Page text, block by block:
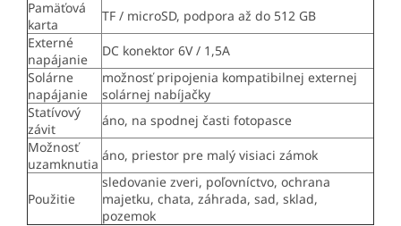
Pamäťová
karta
TF / microSD, podpora až do 512 GB
Externé
napájanie
DC konektor 6V / 1,5A
Solárne
napájanie
možnosť pripojenia kompatibilnej externej
solárnej nabíjačky
Statívový
závit
áno, na spodnej časti fotopasce
Možnosť
uzamknutia
áno, priestor pre malý visiaci zámok
Použitie
sledovanie zveri, poľovníctvo, ochrana
majetku, chata, záhrada, sad, sklad,
pozemok